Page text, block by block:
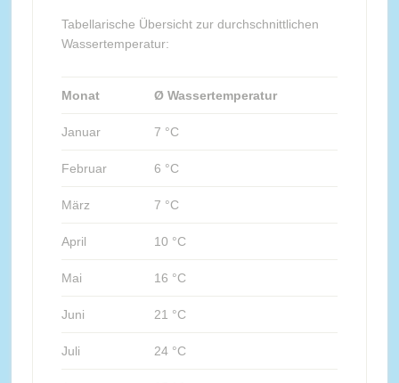
Tabellarische Übersicht zur durchschnittlichen
Wassertemperatur:
Monat Ø Wassertemperatur
Januar 7 °C
Februar 6 °C
März 7 °C
April 10 °C
Mai 16 °C
Juni 21 °C
Juli 24 °C